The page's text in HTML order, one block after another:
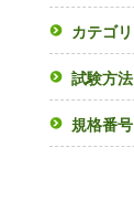
カテゴリ
試験方法
規格番号